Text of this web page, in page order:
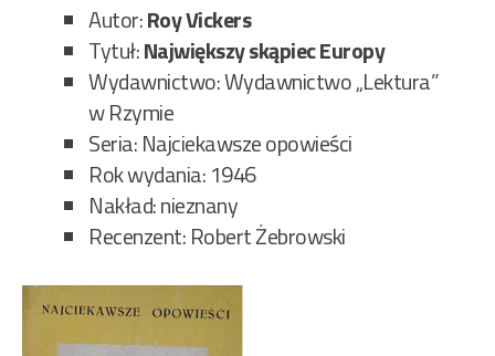
Autor:Roy Vickers
Tytuł:Największy skąpiec Europy
Wydawnictwo: Wydawnictwo „Lektura”
w Rzymie
Seria: Najciekawsze opowieści
Rok wydania: 1946
Nakład: nieznany
Recenzent: Robert Żebrowski